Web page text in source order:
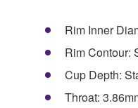
Rim Inner
Rim Contour:
Cup Depth:
Throat: